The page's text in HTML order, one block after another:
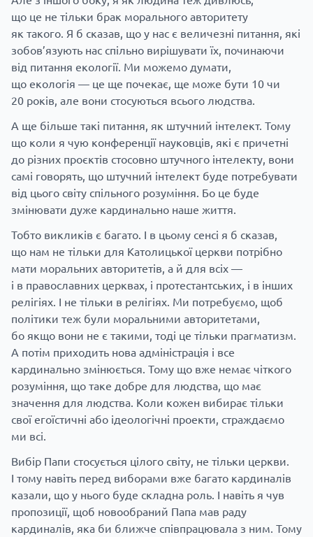
що це не тільки брак морального авторитету
як такого. Я б сказав, що у нас є величезні питання, які
зобов’язують нас спільно вирішувати їх, починаючи
від питання екології. Ми можемо думати,
що екологія — це ще почекає, ще може бути 10 чи
20 років, але вони стосуються всього людства.
А ще більше такі питання, як штучний інтелект. Тому
що коли я чую конференції науковців, які є причетні
до різних проєктів стосовно штучного інтелекту, вони
самі говорять, що штучний інтелект буде потребувати
від цього світу спільного розуміння. Бо це буде
змінювати дуже кардинально наше життя.
Тобто викликів є багато. І в цьому сенсі я б сказав,
що нам не тільки для Католицької церкви потрібно
мати моральних авторитетів, а й для всіх —
і в православних церквах, і протестантських, і в інших
релігіях. І не тільки в релігіях. Ми потребуємо, щоб
політики теж були моральними авторитетами,
бо якщо вони не є такими, тоді це тільки прагматизм.
А потім приходить нова адміністрація і все
кардинально змінюється. Тому що вже немає чіткого
розуміння, що таке добре для людства, що має
значення для людства. Коли кожен вибирає тільки
свої егоїстичні або ідеологічні проекти, страждаємо
ми всі.
Вибір Папи стосується цілого світу, не тільки церкви.
І тому навіть перед виборами вже багато кардиналів
казали, що у нього буде складна роль. І навіть я чув
пропозиції, щоб новообраний Папа мав раду
кардиналів, яка би ближче співпрацювала з ним. Тому